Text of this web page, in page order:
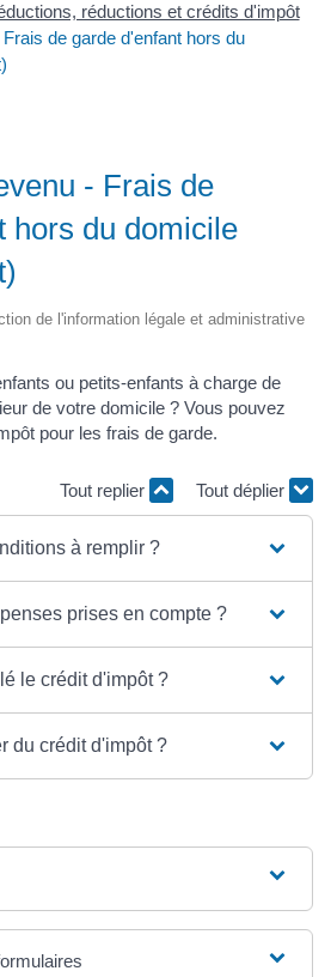
réductions et crédits d'impôt
de garde d'enfant hors du
- Frais de
hors du domicile
de l'information légale et administrative
ou petits-enfants à charge de
de votre domicile ? Vous pouvez
pour les frais de garde.
Tout replier Tout déplier
à remplir ?
prises en compte ?
le crédit d'impôt ?
du crédit d'impôt ?